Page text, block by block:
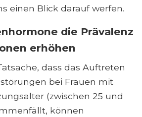
einen Blick darauf werfen.
die Prävalenz
erhöhen
dass das Auftreten
bei Frauen mit
(zwischen 25 und
können